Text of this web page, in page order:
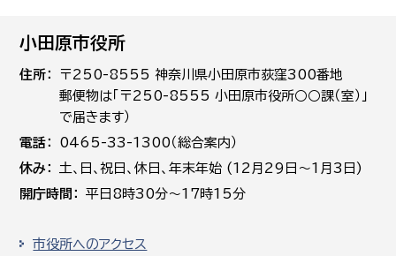
小田原市役所
住所
〒250-8555 神奈川県小田原市荻窪300番地
郵便物は「〒250-8555 小田原市役所○○課（室）」
で届きます）
電話
0465-33-1300（総合案内）
休み
土､日､祝日、休日、年末年始 (12月29日～1月3日)
開庁時間
平日8時30分～17時15分
市役所へのアクセス